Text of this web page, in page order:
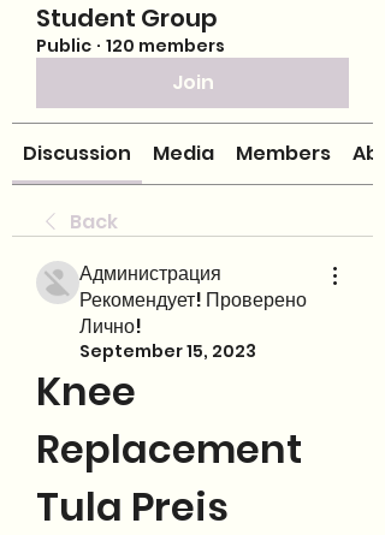
Student Group
Public · 120 members
Join
Discussion Media Members
Back
Администрация
Рекомендует! Проверено
Лично!
September 15, 2023
Knee
Replacement
Tula Preis